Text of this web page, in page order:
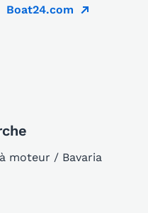
Boat24.com
moteur / Bavaria